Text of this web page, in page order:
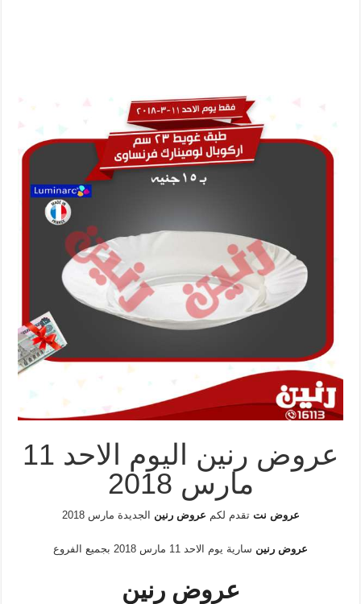
عروض رنين اليوم الاحد 11
مارس 2018
عروض نتتقدم لكم عروض رنينالجديدة مارس 2018
عروض رنينسارية يوم الاحد 11 مارس 2018 بجميع الفروع
عروض رنين